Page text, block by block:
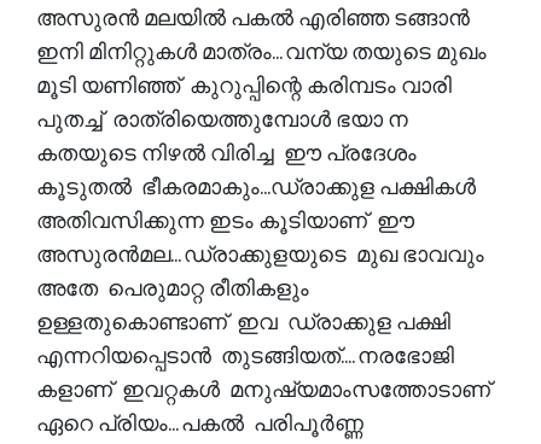
അസുരൻ മലയിൽ പകൽ എരിഞ്ഞ ടങ്ങാൻ
ഇനി മിനിറ്റുകൾ മാത്രം... വന്യ തയുടെ മുഖം
മൂടി യണിഞ്ഞ് കുറുപ്പിന്റെ കരിമ്പടം വാരി
പുതച്ച് രാത്രിയെത്തുമ്പോൾ ഭയാ ന
കതയുടെ നിഴൽ വിരിച്ച ഈ പ്രദേശം
കൂടുതൽ ഭീകരമാകും...ഡ്രാക്കുള പക്ഷികൾ
അതിവസിക്കുന്ന ഇടം കൂടിയാണ് ഈ
അസുരൻമല... ഡ്രാക്കുളയുടെ മുഖ ഭാവവും
അതേ പെരുമാറ്റ രീതികളും
ഉള്ളതുകൊണ്ടാണ് ഇവ ഡ്രാക്കുള പക്ഷി
എന്നറിയപ്പെടാൻ തുടങ്ങിയത്.... നരഭോജി
കളാണ് ഇവറ്റകൾ മനുഷ്യമാംസത്തോടാണ്
ഏറെ പ്രിയം... പകൽ പരിപൂർണ്ണ